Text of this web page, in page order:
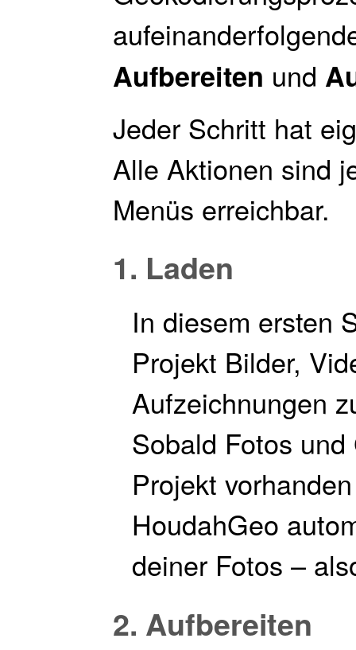
Aufbereiten und
Jeder Schritt hat
Alle Aktionen sind
Menüs erreichbar.
1. Laden
In diesem ersten
Projekt Bilder,
Aufzeichnungen
Sobald Fotos
Projekt
HoudahGeo
deiner Fotos –
2. Aufbereiten